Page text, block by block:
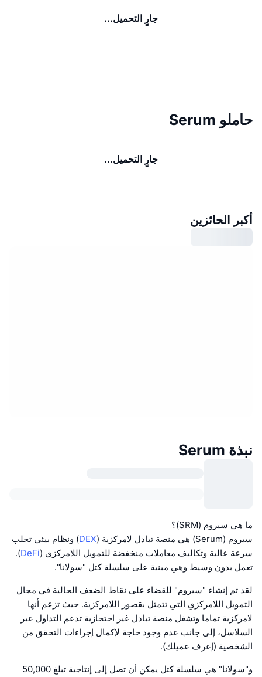
جارٍ التحميل...
حاملو Serum
جارٍ التحميل...
أكبر الحائزين
نبذة Serum
ما هي سيروم (SRM)؟
سيروم (Serum) هي منصة تبادل لامركزية (
DEX) ونظام بيئي تجلب
سرعة عالية وتكاليف معاملات منخفضة للتمويل اللامركزي (DeFi
).
تعمل بدون وسيط وهي مبنية على سلسلة كتل "سولانا".
لقد تم إنشاء "سيروم" للقضاء على نقاط الضعف الحالية في مجال
التمويل اللامركزي التي تتمثل بقصور اللامركزية. حيث تزعم أنها
لامركزية تماما وتشغل منصة تبادل غير احتجازية تدعم التداول عبر
السلاسل، إلى جانب عدم وجود حاجة لإكمال إجراءات التحقق من
الشخصية (إعرف عميلك).
و"سولانا" هي سلسلة كتل يمكن أن تصل إلى إنتاجية تبلغ 50,000